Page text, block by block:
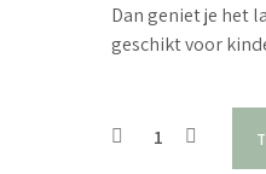
Dan geniet je het
geschikt voor